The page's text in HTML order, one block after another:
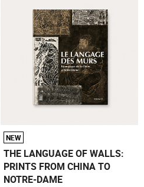
NEW
THE LANGUAGE OF WALLS:
PRINTS FROM CHINA TO
NOTRE-DAME